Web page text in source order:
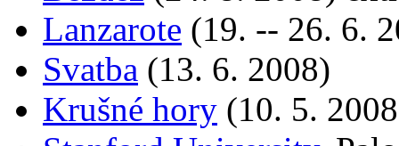
Lanzarote (19. -- 26. 6.
Svatba (13. 6. 2008)
Krušné hory (10. 5.